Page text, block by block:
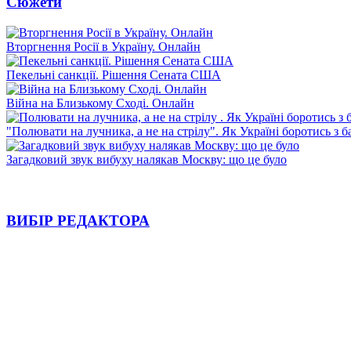
Вторгнення Росії в Україну. Онлайн
Пекельні санкції. Рішення Сената США
Війна на Близькому Сході. Онлайн
"Полювати на лучника, а не на стрілу". Як Україні боротись з
Загадковий звук вибуху налякав Москву: що це було
ВИБІР РЕДАКТОРА